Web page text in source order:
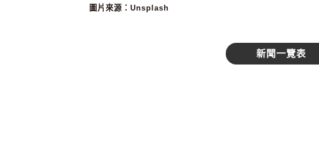
圖片來源： Unsplash
新聞一覽表